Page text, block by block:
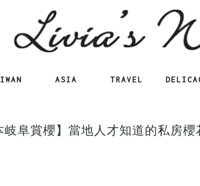
ASIA TRAVEL
岐阜賞櫻】當地人才知道的私房